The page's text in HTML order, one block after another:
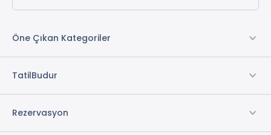
Öne Çıkan Kategoriler
TatilBudur
Rezervasyon